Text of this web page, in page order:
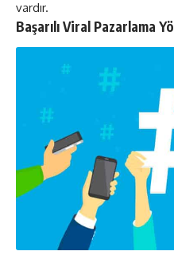
vardır.
Başarılı Viral Pazarlama